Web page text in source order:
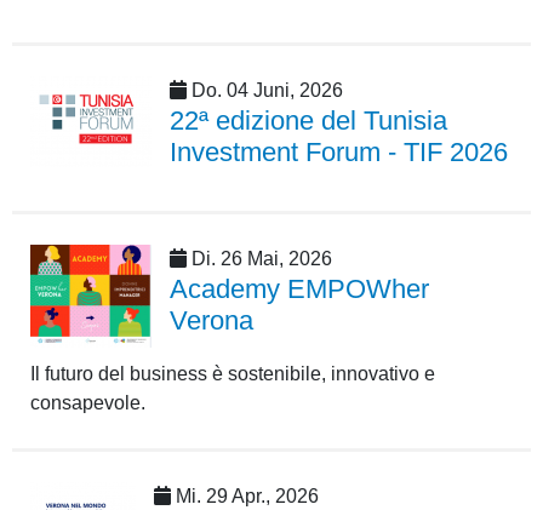
Do. 04 Juni, 2026
22ª edizione del Tunisia
Investment Forum - TIF 2026
Di. 26 Mai, 2026
Academy EMPOWher
Verona
Il futuro del business è sostenibile, innovativo e
consapevole.
Mi. 29 Apr., 2026